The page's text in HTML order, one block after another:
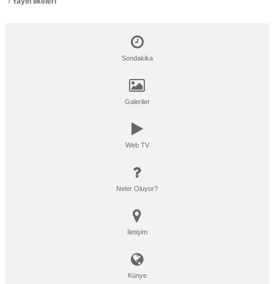
Sondakika
Galeriler
Web TV
Neler Oluyor?
İletişim
Künye